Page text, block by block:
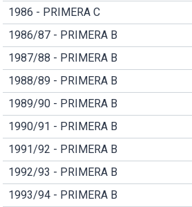
1986 - PRIMERA C
1986/87 - PRIMERA B
1987/88 - PRIMERA B
1988/89 - PRIMERA B
1989/90 - PRIMERA B
1990/91 - PRIMERA B
1991/92 - PRIMERA B
1992/93 - PRIMERA B
1993/94 - PRIMERA B